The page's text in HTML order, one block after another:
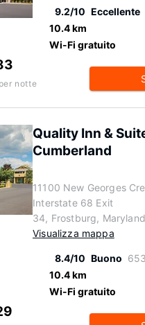
9.2/10 Eccellente
10.4 km
Wi-Fi gratuito
notte
Quality Inn &
Cumberland
11100 New Georges
Interstate 68 Exit
34, Frostburg,
Visualizza mappa
8.4/10 Buono
10.4 km
Wi-Fi gratuito